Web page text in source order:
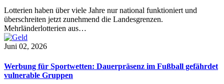
Lotterien haben über viele Jahre nur national funktioniert und
überschreiten jetzt zunehmend die Landesgrenzen.
Mehrländerlotterien aus…
Juni 02, 2026
Werbung für Sportwetten: Dauerpräsenz im Fußball gefährdet
vulnerable Gruppen